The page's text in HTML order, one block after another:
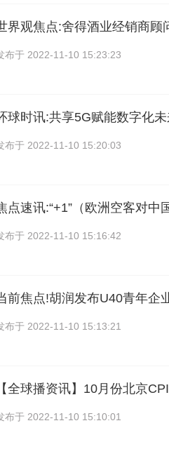
界观焦点:舍得酒业经销商顾
布于 2022-11-10 15:23:23
球时讯:共享5G赋能数字化
布于 2022-11-10 15:20:03
点速讯:“+1”（欧洲空客对中
布于 2022-11-10 15:16:42
前焦点!胡润发布U40青年企
布于 2022-11-10 15:13:21
【全球播资讯】10月份北京
布于 2022-11-10 15:10:01